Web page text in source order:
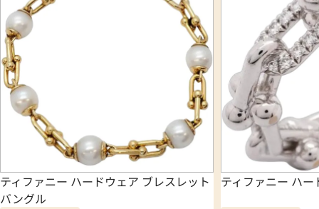
ティファニー ハードウェア ブレスレット
バングル
ティファニー ハ